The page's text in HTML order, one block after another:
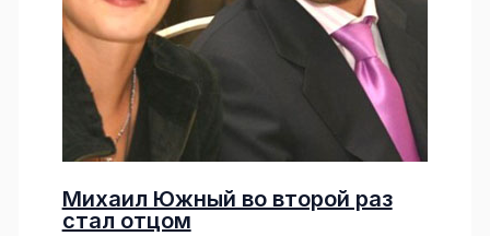
Михаил Южный во второй раз
стал отцом